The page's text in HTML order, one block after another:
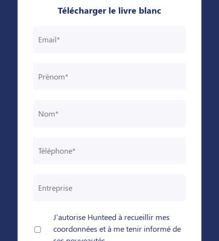
Télécharger le livre blanc
J'autorise Hunteed à recueillir mes
coordonnées et à me tenir informé de